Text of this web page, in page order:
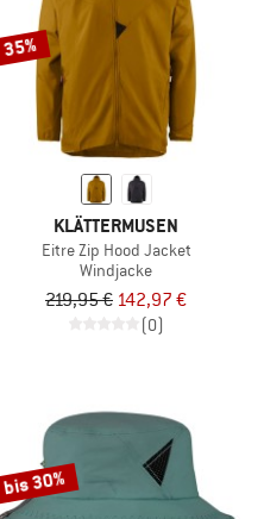
35%
KLÄTTERMUSEN
Eitre Zip Hood Jacket
Windjacke
219,95 € 142,97 €
(0)
bis 30%